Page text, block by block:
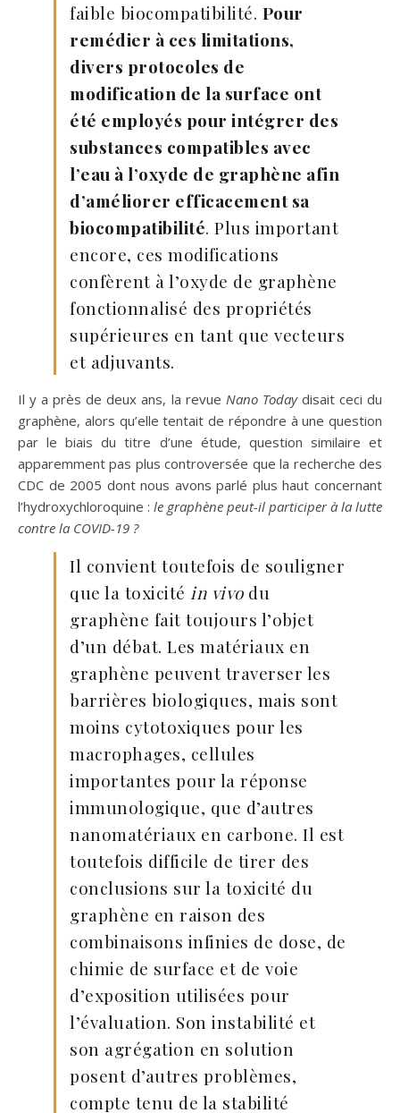
faible biocompatibilité. Pour
remédier à ces limitations,
divers protocoles de
modification de la surface ont
été employés pour intégrer des
substances compatibles avec
l’eau à l’oxyde de graphène afin
d’améliorer efficacement sa
biocompatibilité. Plus important
encore, ces modifications
confèrent à l’oxyde de graphène
fonctionnalisé des propriétés
supérieures en tant que vecteurs
et adjuvants.
Il y a près de deux ans, la revue Nano Todaydisait ceci du
graphène, alors qu’elle tentait de répondre à une question
par le biais du titre d’une étude, question similaire et
apparemment pas plus controversée que la recherche des
CDC de 2005 dont nous avons parlé plus haut concernant
l’hydroxychloroquine : le graphène peut-il participer à la lutte
contre la COVID-19 ?
Il convient toutefois de souligner
que la toxicité in vivodu
graphène fait toujours l’objet
d’un débat. Les matériaux en
graphène peuvent traverser les
barrières biologiques, mais sont
moins cytotoxiques pour les
macrophages, cellules
importantes pour la réponse
immunologique, que d’autres
nanomatériaux en carbone. Il est
toutefois difficile de tirer des
conclusions sur la toxicité du
graphène en raison des
combinaisons infinies de dose, de
chimie de surface et de voie
d’exposition utilisées pour
l’évaluation. Son instabilité et
son agrégation en solution
posent d’autres problèmes,
compte tenu de la stabilité